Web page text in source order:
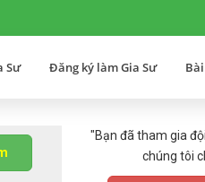
Sư Đăng ký làm Gia Sư
"Bạn đã tham gia
chúng tôi